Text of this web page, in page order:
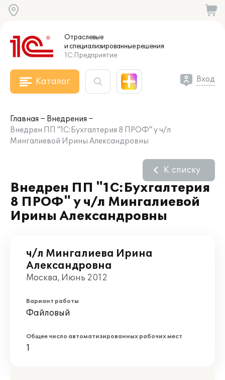
Отраслевые
и специализированныерешения
1С:Предприятие
Каталог Вход
Главная
Внедрения
Внедрен ПП "1C:Бухгалтерия 8 ПРОФ" у ч/л
Мингалиевой Ирины Александровны
Внедрен ПП "1C:Бухгалтерия
8 ПРОФ" у ч/л Мингалиевой
Ирины Александровны
К списку
ч/л Мингалиева Ирина
Александровна
Москва, Июнь 2012
Вариант работы
Файловый
Общее число автоматизированных рабочих мест
1